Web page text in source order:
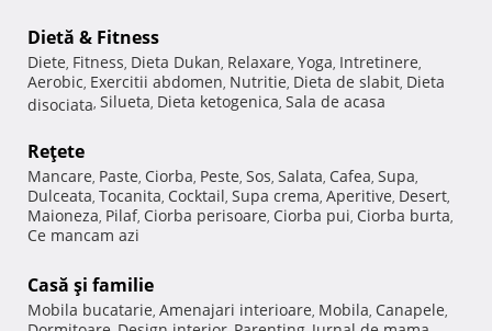
Dietă & Fitness
Diete, Fitness, Dieta Dukan, Relaxare, Yoga, Intretinere,
Aerobic, Exercitii abdomen, Nutritie, Dieta de slabit, Dieta
disociata, Silueta, Dieta ketogenica, Sala de acasa
Reţete
Mancare, Paste, Ciorba, Peste, Sos, Salata, Cafea, Supa,
Dulceata, Tocanita, Cocktail, Supa crema, Aperitive, Desert,
Maioneza, Pilaf, Ciorba perisoare, Ciorba pui, Ciorba burta,
Ce mancam azi
Casă şi familie
Mobila bucatarie, Amenajari interioare, Mobila, Canapele,